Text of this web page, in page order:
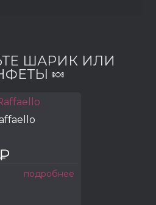
ШАРИК ИЛИ
🍬
подробнее